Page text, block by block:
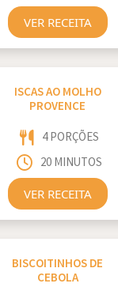
VER RECEITA
ISCAS AO MOLHO
PROVENCE
4 PORÇÕES
20 MINUTOS
VER RECEITA
BISCOITINHOS DE
CEBOLA